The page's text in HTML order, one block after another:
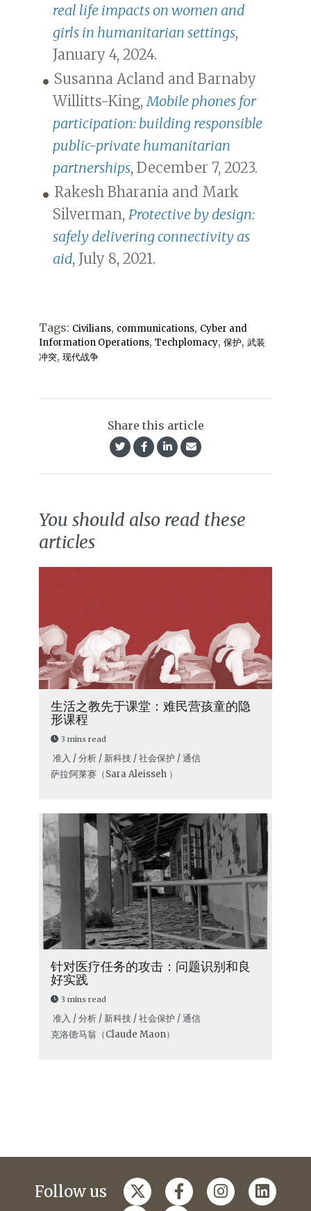
real life impacts on women and
girls in humanitarian settings,
January 4, 2024.
Susanna Acland and Barnaby
Willitts-King, Mobile phones for
participation: building responsible
public-private humanitarian
partnerships, December 7, 2023.
Rakesh Bharania and Mark
Silverman, Protective by design:
safely delivering connectivity as
aid, July 8, 2021.
Tags: Civilians, communications, Cyber and
Information Operations, Techplomacy, 保护, 武装
冲突, 现代战争
Share this article
You should also read these
articles
生活之教先于课堂：难民营孩童的隐
形课程
3 mins read
准入 / 分析 / 新科技 / 社会保护 / 通信
萨拉·阿莱赛（Sara Aleisseh ）
针对医疗任务的攻击：问题识别和良
好实践
3 mins read
准入 / 分析 / 新科技 / 社会保护 / 通信
克洛德·马翁（Claude Maon）
Follow us